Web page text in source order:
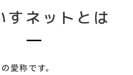
すネットとは
愛称です。